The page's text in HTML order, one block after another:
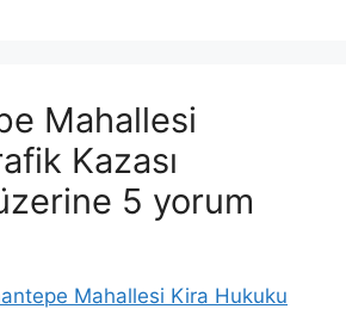
Mahallesi
Kazası
5 yorum
Mahallesi Kira Hukuku